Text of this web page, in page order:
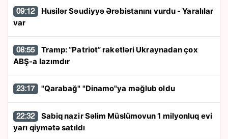
09:12
var
08:55
ABŞ-a lazımdır
23:17 "Qarabağ" "Dinamo"ya məğlub oldu
22:32
yarı qiymətə satıldı